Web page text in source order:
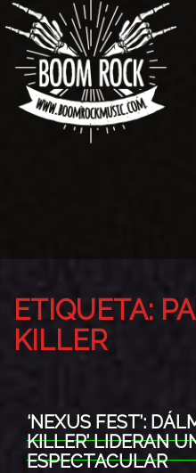
ETIQUETA:
KILLER
‘NEXUS FEST’:
KILLER’ LIDERAN
ESPECTACULAR